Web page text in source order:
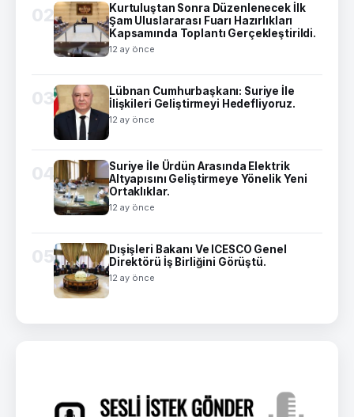
02
Kurtuluştan Sonra Düzenlenecek İlk
Şam Uluslararası Fuarı Hazırlıkları
Kapsamında Toplantı Gerçekleştirildi.
12 ay önce
03
Lübnan Cumhurbaşkanı: Suriye İle
İlişkileri Geliştirmeyi Hedefliyoruz.
12 ay önce
04
Suriye İle Ürdün Arasında Elektrik
Altyapısını Geliştirmeye Yönelik Yeni
Ortaklıklar.
12 ay önce
05
Dışişleri Bakanı Ve ICESCO Genel
Direktörü İş Birliğini Görüştü.
12 ay önce